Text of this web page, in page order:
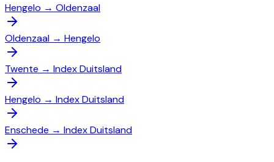
Hengelo → Oldenzaal
Oldenzaal → Hengelo
Twente → Index Duitsland
Hengelo → Index Duitsland
Enschede → Index Duitsland